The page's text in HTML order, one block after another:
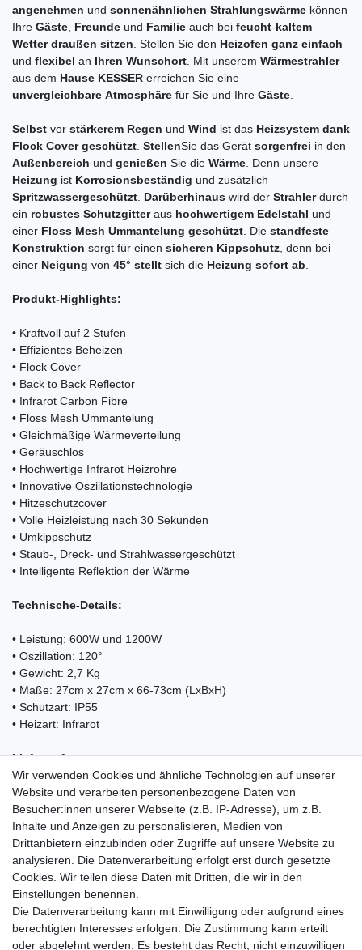
angenehmen und sonnenähnlichen Strahlungswärme können
Ihre Gäste Freunde und Familie auch bei feucht-kaltem
Wetter draußen sitzen . Stellen Sie den Heizofen ganz einfach
und flexibel an Ihren Wunschort . Mit unserem Wärmestrahler
aus dem Hause KESSER erreichen Sie eine
unvergleichbare Atmosphäre für Sie und Ihre Gäste
Selbst vor stärkerem Regen und Wind ist das Heizsystem dank
Flock Cover geschützt StellenSie das Gerät sorgenfrei in den
Außenbereich und genießen Sie die Wärme . Denn unsere
Heizung ist Korrosionsbeständig und zusätzlich
Spritzwassergeschützt Darüberhinaus wird der Strahlerdurch
ein robustes Schutzgitteraus hochwertigem Edelstahl und
einer Floss Mesh Ummantelung geschützt . Die standfeste
Konstruktion sorgt für einen sicheren Kippschutz , denn bei
einer Neigung von 45° stellt sich die Heizung sofort ab
Produkt-Highlights:
• Kraftvoll auf 2 Stufen
• Effizientes Beheizen
• Flock Cover
• Back to Back Reflector
• Infrarot Carbon Fibre
• Floss Mesh Ummantelung
• Gleichmäßige Wärmeverteilung
• Geräuschlos
• Hochwertige Infrarot Heizrohre
• Innovative Oszillationstechnologie
• Hitzeschutzcover
• Volle Heizleistung nach 30 Sekunden
• Umkippschutz
• Staub-, Dreck- und Strahlwassergeschützt
• Intelligente Reflektion der Wärme
Technische-Details:
• Leistung: 600W und 1200W
• Oszillation: 120°
• Gewicht: 2,7 Kg
• Maße: 27cm x 27cm x 66-73cm (LxBxH)
• Schutzart: IP55
• Heizart: Infrarot
Lieferumfang:
• 1x Standheizer KESSER
• 1x Betriebsanleitung
Einkaufen
Zahlungsarten
Versandarten & -kosten
Warenkorb
Wir verwenden Cookies und ähnliche Technologien auf unserer
Website und verarbeiten personenbezogene Daten von
Besucher:innen unserer Webseite (z.B. IP-Adresse), um z.B.
Inhalte und Anzeigen zu personalisieren, Medien von
Drittanbietern einzubinden oder Zugriffe auf unsere Website zu
analysieren. Die Datenverarbeitung erfolgt erst durch gesetzte
Cookies. Wir teilen diese Daten mit Dritten, die wir in den
Einstellungen benennen.
Die Datenverarbeitung kann mit Einwilligung oder aufgrund eines
berechtigten Interesses erfolgen. Die Zustimmung kann erteilt
oder abgelehnt werden. Es besteht das Recht, nicht einzuwilligen